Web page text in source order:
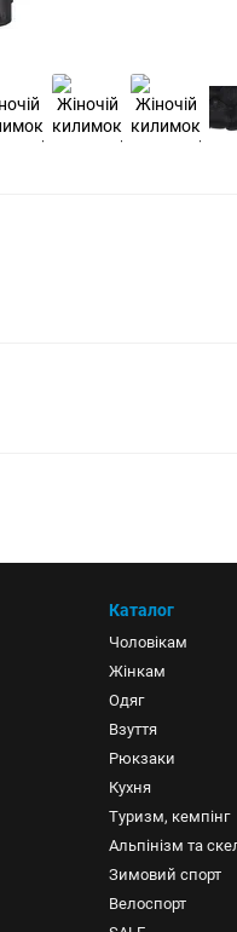
Каталог
Чоловікам
Жінкам
Одяг
Взуття
Рюкзаки
Кухня
Туризм, кемпінг
Альпінізм та
Зимовий спорт
Велоспорт